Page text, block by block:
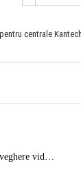
centrale
Camera de supraveghere video 8MP panoramica de exterior(4x2MP Stitched) Navaio NGC-7482PR